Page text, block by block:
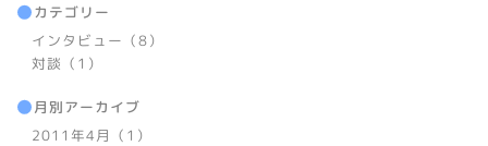
カテゴリー
インタビュー（8）
対談（1）
月別アーカイブ
2011年4月（1）